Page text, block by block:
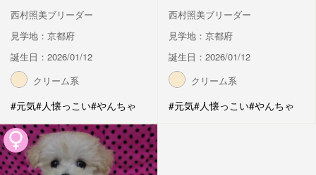
西村照美ブリーダー
見学地：京都府
誕生日：2026/01/12
クリーム系
#元気#人懐っこい#やんちゃ
西村照美ブリーダー
見学地：京都府
誕生日：2026/01/12
クリーム系
#元気#人懐っこい#やんちゃ